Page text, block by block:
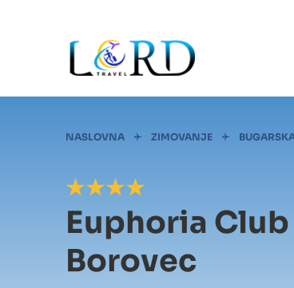
Mrvice
NASLOVNA ZIMOVANJE
Euphoria
Borovec